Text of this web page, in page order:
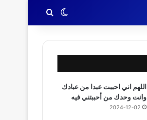
الوضع المظلم
بحث عن
اللهم اني احببت عبدا من عبادك
وانت وحدك من أحببتني فيه
2024-12-02